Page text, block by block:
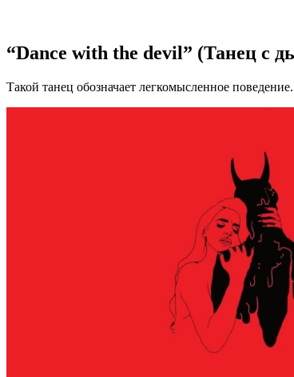
“Dance with the devil” (Танец с
Такой танец обозначает легкомысленное